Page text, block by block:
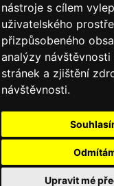
nástroje s cílem
uživatelského
přizpůsobeného
analýzy
stránek a zjištění
návštěvnosti.
Upravit mé